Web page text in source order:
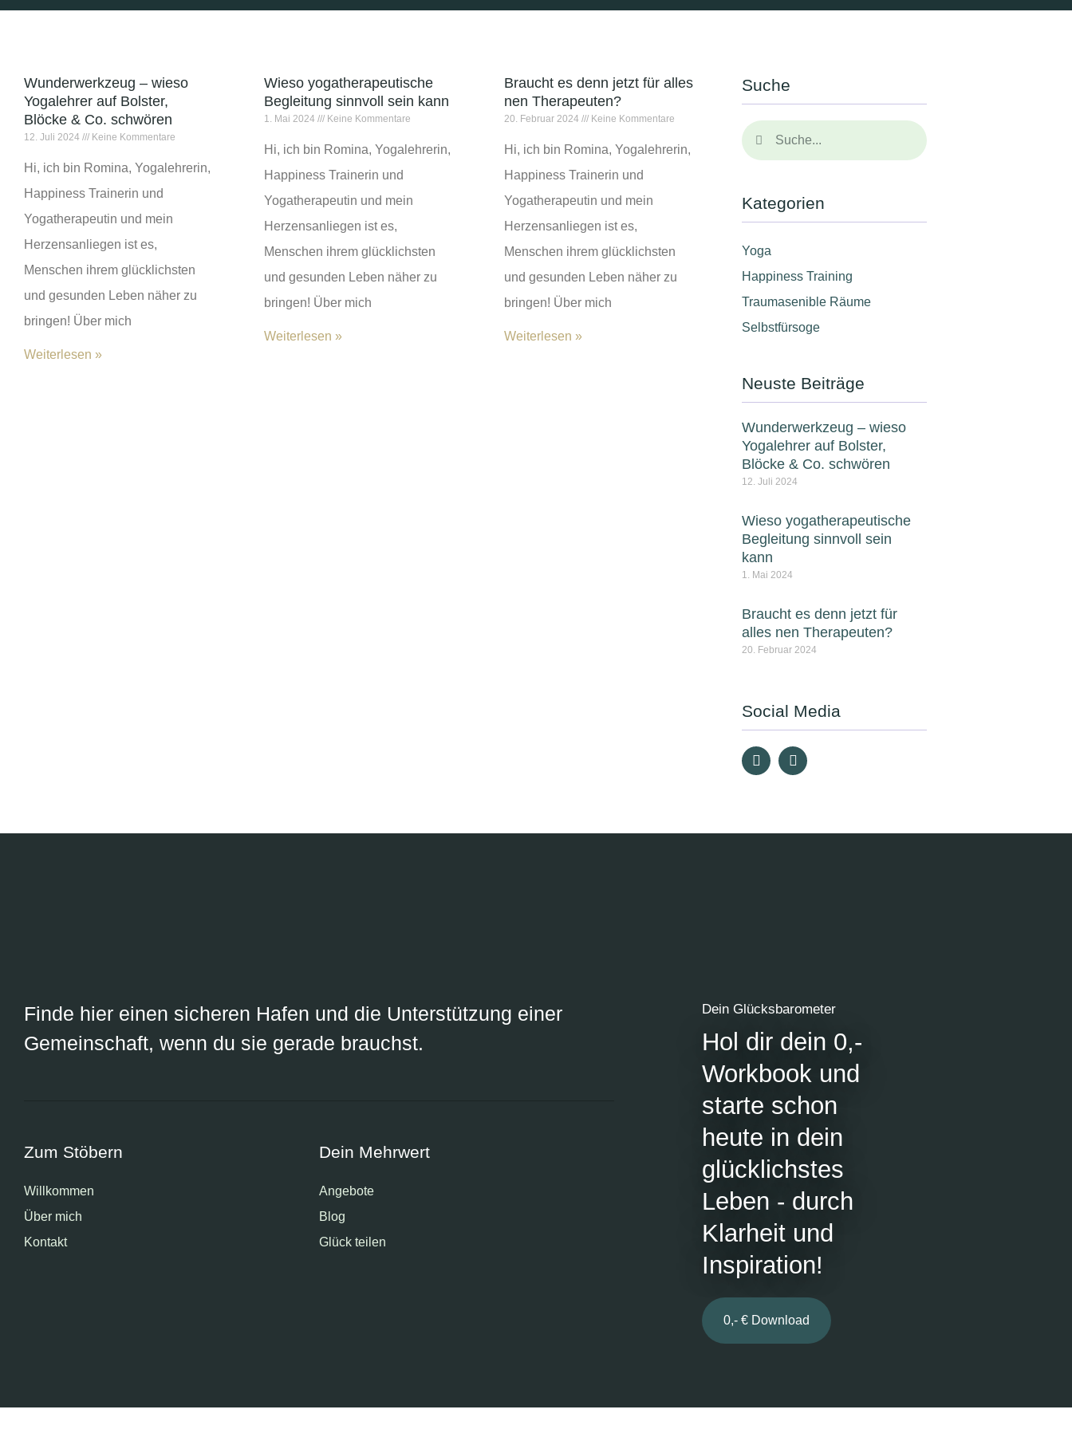
Wunderwerkzeug – wieso
Yogalehrer auf Bolster,
Blöcke & Co. schwören
12. Juli 2024 Keine Kommentare
Hi, ich bin Romina, Yogalehrerin,
Happiness Trainerin und
Yogatherapeutin und mein
Herzensanliegen ist es,
Menschen ihrem glücklichsten
und gesunden Leben näher zu
bringen! Über mich
Weiterlesen »
Wieso yogatherapeutische
Begleitung sinnvoll sein kann
1. Mai 2024 Keine Kommentare
Hi, ich bin Romina, Yogalehrerin,
Happiness Trainerin und
Yogatherapeutin und mein
Herzensanliegen ist es,
Menschen ihrem glücklichsten
und gesunden Leben näher zu
bringen! Über mich
Weiterlesen »
Braucht es denn jetzt für alles
nen Therapeuten?
20. Februar 2024 Keine Kommentare
Hi, ich bin Romina, Yogalehrerin,
Happiness Trainerin und
Yogatherapeutin und mein
Herzensanliegen ist es,
Menschen ihrem glücklichsten
und gesunden Leben näher zu
bringen! Über mich
Weiterlesen »
Suche
Kategorien
Yoga
Happiness Training
Traumasenible Räume
Selbstfürsoge
Neuste Beiträge
Wunderwerkzeug – wieso
Yogalehrer auf Bolster,
Blöcke & Co. schwören
12. Juli 2024
Wieso yogatherapeutische
Begleitung sinnvoll sein
kann
1. Mai 2024
Braucht es denn jetzt für
alles nen Therapeuten?
20. Februar 2024
Social Media
Finde hier einen sicheren Hafen und die Unterstützung einer
Gemeinschaft, wenn du sie gerade brauchst.
Zum Stöbern
Willkommen
Über mich
Kontakt
Dein Mehrwert
Angebote
Blog
Glück teilen
Dein Glücksbarometer
Hol dir dein 0,-
Workbook und
starte schon
heute in dein
glücklichstes
Leben - durch
Klarheit und
Inspiration!
0,- € Download